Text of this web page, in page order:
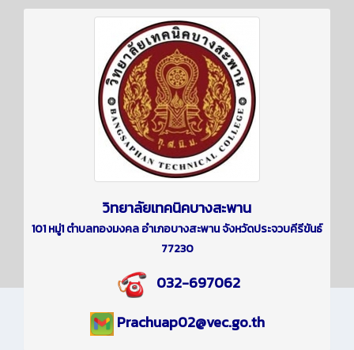
วิทยาลัยเทคนิคบางสะพาน
101 หมู่1 ตำบลทองมงคล อำเภอบางสะพาน จังหวัดประจวบคีรีขันธ์
77230
032-697062
Prachuap02@vec.go.th